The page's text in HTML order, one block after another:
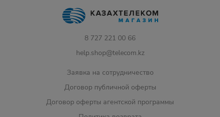
8 727 221 00 66
help.shop@telecom.kz
Заявка на сотрудничество
Договор публичной оферты
Договор оферты агентской программы